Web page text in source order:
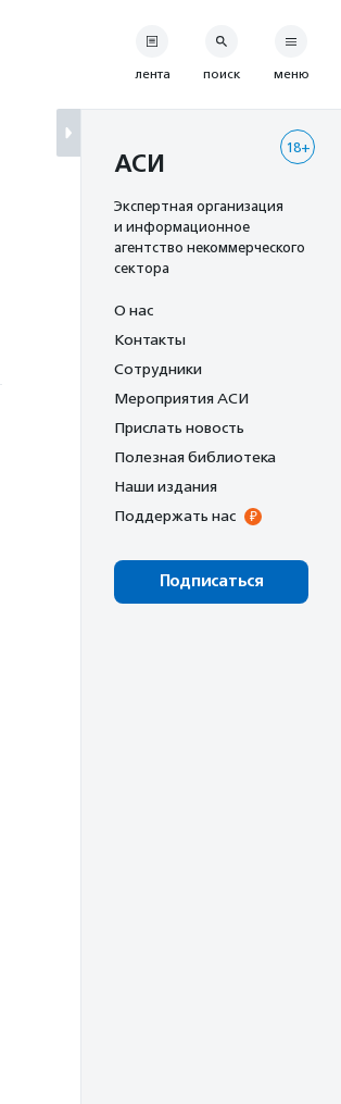
лента поиск меню
18+
АСИ
Экспертная организация
и информационное
агентство некоммерческого
сектора
О нас
Контакты
Сотрудники
Мероприятия АСИ
Прислать новость
Полезная библиотека
Наши издания
Поддержать нас
Подписаться